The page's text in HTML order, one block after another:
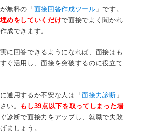
無料の「 面接回答作成ツール 」です。
めをしていくだけで面接でよく聞かれ
成できます。
に回答できるようになれば、面接はも
ぐ活用し、面接を突破するのに役立て
通用するか不安な人は「面接力診断 」
い。
もし39点以下を取ってしまった場
診断で面接力をアップし、就職で失敗
ましょう。
働き方を知れる
わかることを聞く
かりを気にする
スク大！ 逆質問なしは避けよう